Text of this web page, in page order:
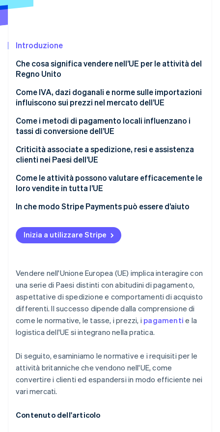
Scopri cosa ti aspetta
Atlas
Climate
Rimozione del carbonio
Identity
Verifica online dell'identità
Stripe Sessions 2026
Guarda ora
Introduzione
Che cosa significa vendere nell’UE per le attività del
Regno Unito
Come IVA, dazi doganali e norme sulle importazioni
influiscono sui prezzi nel mercato dell’UE
IVA e importazioni
Normative che si applicano alle attività che vendono
Conformità dei prodotti e standard di sicurezza
Trasparenza e informazioni sull’attività
Come i metodi di pagamento locali influenzano i
tassi di conversione dell’UE
Criticità associate a spedizione, resi e assistenza
clienti nei Paesi dell’UE
Come le attività possono valutare efficacemente le
loro vendite in tutta l’UE
In che modo Stripe Payments può essere d’aiuto
Inizia a utilizzare Stripe
Vendere nell'Unione Europea (UE) implica interagire con
una serie di Paesi distinti con abitudini di pagamento,
aspettative di spedizione e comportamenti di acquisto
differenti. Il successo dipende dalla comprensione di
come le normative, le tasse, i prezzi, i pagamenti e la
logistica dell'UE si integrano nella pratica.
Di seguito, esaminiamo le normative e i requisiti per le
attività britanniche che vendono nell'UE, come
convertire i clienti ed espandersi in modo efficiente nei
vari mercati.
Contenuto dell'articolo